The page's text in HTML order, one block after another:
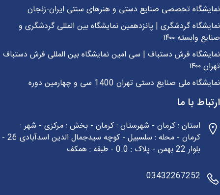
تخصصی صنایع دستی و هنرهای سنتی ایران-زنجان
گردشگری | پانزدهمین نمایشگاه بین المللی گردشگری و
وابسته ۱۴۰۰
فرش دستباف | سی امین نمایشگاه بین المللی فرش دستباف
۱۴۰۰
ملی صنایع دستی تهران 1400 سی و چهارمین دوره
با ما
استان : کرمان - شهرستان : کرمان - بخش : مرکزی - شهر :
کرمان - محله : سلسبیل - کوچه سیدجمال الدین اسدآبادی 26 -
بلوار 22 بهمن - پلاک : 0.0 - طبقه : همکف
03432267252